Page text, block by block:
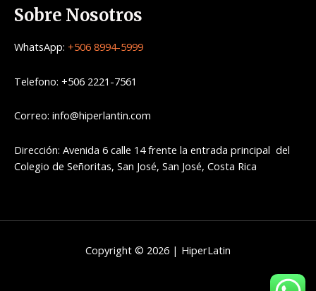
Sobre Nosotros
WhatsApp: +506 8994-5999
Telefono: +506 2221-7561
Correo: info@hiperlantin.com
Dirección: Avenida 6 calle 14 frente la entrada principal del
Colegio de Señoritas, San José, San José, Costa Rica
Copyright © 2026 | HiperLatin